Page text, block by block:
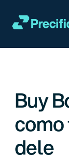
para
conteúdo
Serviços
Casos de
Buy
dele